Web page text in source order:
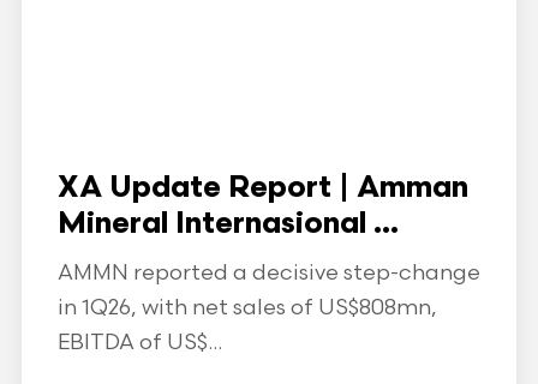
XA Update Report | Amman
Mineral Internasional ...
AMMN reported a decisive step-change
in 1Q26, with net sales of US$808mn,
EBITDA of US$...